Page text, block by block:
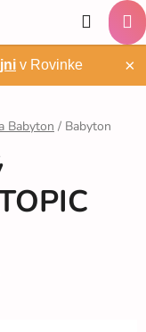
v Rovinke ×
Hľadať
Babyton / Babyton